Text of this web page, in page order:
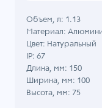
Объем, л: 1.13
Материал:
Цвет: Натуральный
IP: 67
Длина, мм: 150
Ширина, мм: 100
Высота, мм: 75